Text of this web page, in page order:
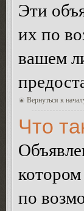
Эти
их по
вашем
Вернуться к
Что
по